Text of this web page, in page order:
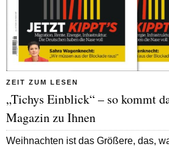
ZEIT ZUM LESEN
„Tichys Einblick“ – so kommt
Magazin zu Ihnen
Weihnachten ist das Größere, das,